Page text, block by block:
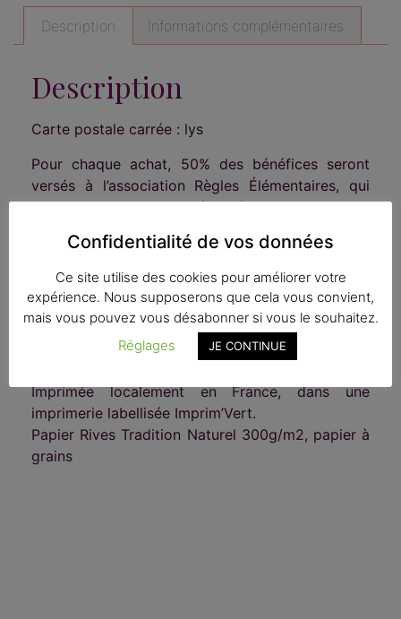
Description Informations complémentaires
Description
Carte postale carrée : lys
Pour chaque achat, 50% des bénéfices seront
versés à l’association Règles Élémentaires, qui
lutte contre la précarité menstruelle :
D’après une illustration faite main.
Verso blanc, hors nom de la marque et mentions
légales
Format 14 x 14 cm
Imprimée localement en France, dans une
imprimerie labellisée Imprim’Vert.
Papier Rives Tradition Naturel 300g/m2, papier à
grains
Confidentialité de vos données
Ce site utilise des cookies pour améliorer votre
expérience. Nous supposerons que cela vous convient,
mais vous pouvez vous désabonner si vous le souhaitez.
Réglages
JE CONTINUE